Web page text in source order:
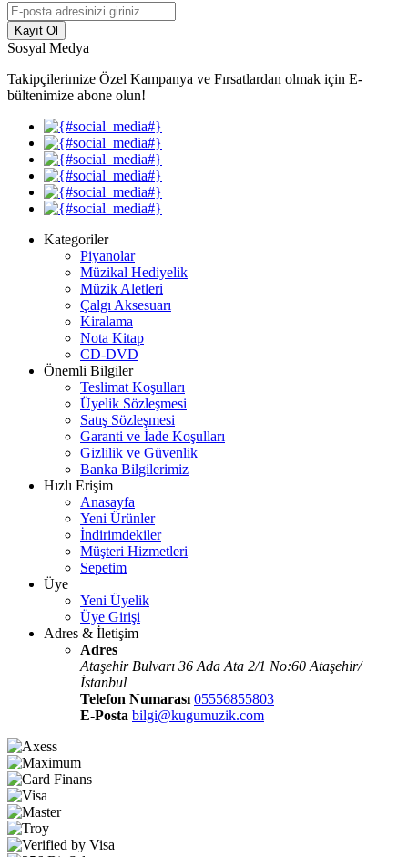
Kayıt Ol
Sosyal Medya
Takipçilerimize Özel Kampanya ve Fırsatlardan olmak için E-
bültenimize abone olun!
Kategoriler
Piyanolar
Müzikal Hediyelik
Müzik Aletleri
Çalgı Aksesuarı
Kiralama
Nota Kitap
CD-DVD
Önemli Bilgiler
Teslimat Koşulları
Üyelik Sözleşmesi
Satış Sözleşmesi
Garanti ve İade Koşulları
Gizlilik ve Güvenlik
Banka Bilgilerimiz
Hızlı Erişim
Anasayfa
Yeni Ürünler
İndirimdekiler
Müşteri Hizmetleri
Sepetim
Üye
Yeni Üyelik
Üye Girişi
Adres & İletişim
Adres
Ataşehir Bulvarı 36 Ada Ata 2/1 No:60 Ataşehir/
İstanbul
Telefon Numarası 05556855803
E-Posta bilgi@kugumuzik.com